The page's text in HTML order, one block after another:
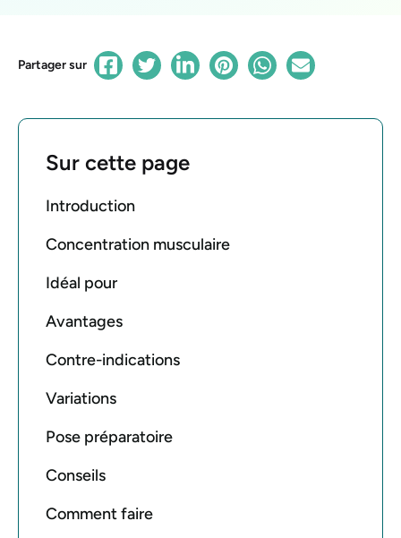
Partager sur
Sur cette page
Introduction
Concentration musculaire
Idéal pour
Avantages
Contre-indications
Variations
Pose préparatoire
Conseils
Comment faire